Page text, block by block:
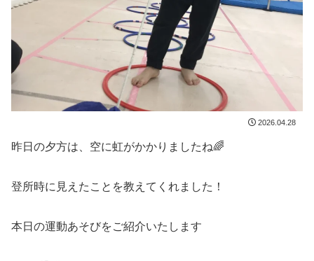
2026.04.28
昨日の夕方は、空に虹がかかりましたね🌈
登所時に見えたことを教えてくれました！
本日の運動あそびをご紹介いたします